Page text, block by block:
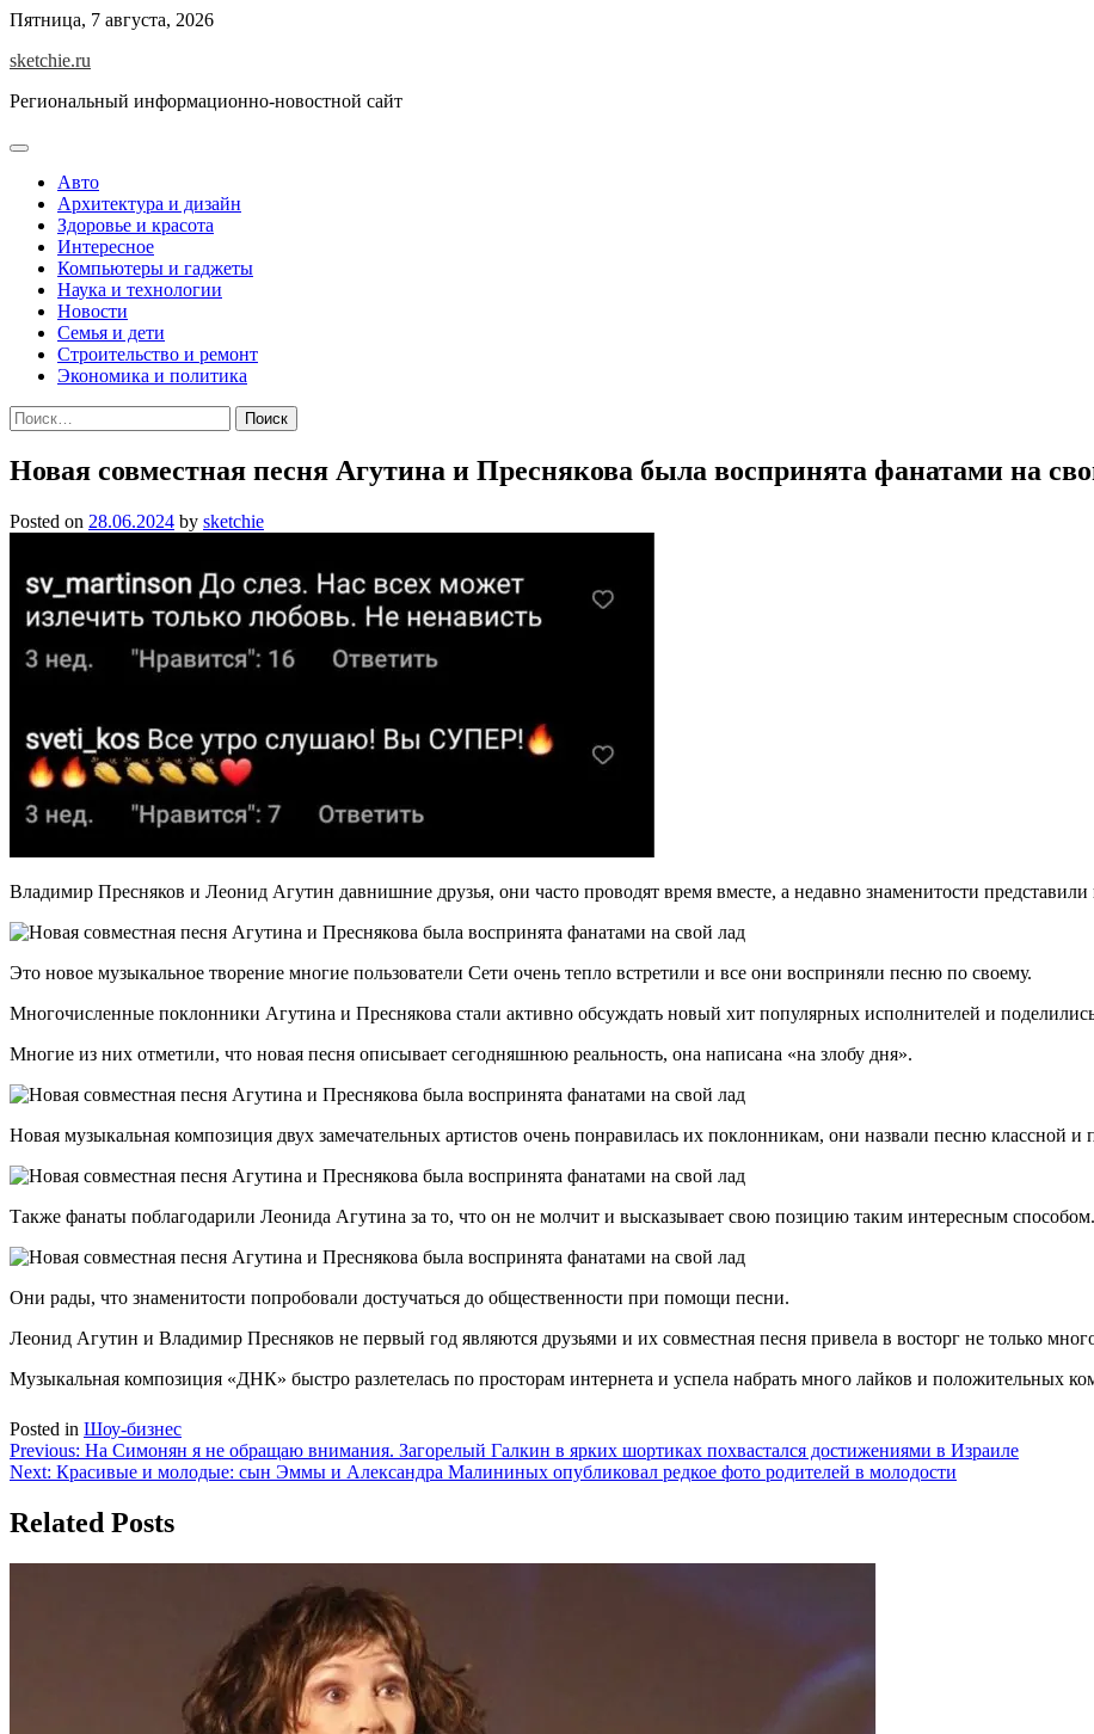
Skip
content
Пятница, 7 августа, 2026
sketchie.ru
Региональный информационно-новостной сайт
Авто
Архитектура и дизайн
Здоровье и красота
Интересное
Компьютеры и гаджеты
Наука и технологии
Новости
Семья и дети
Строительство и ремонт
Экономика и политика
Найти:
Новая совместная песня Агутина и Преснякова была воспринята фанатами на
Posted on 28.06.2024 by sketchie
Владимир Пресняков и Леонид Агутин давнишние друзья, они часто проводят время вместе, а недавно знаменитости
Это новое музыкальное творение многие пользователи Сети очень тепло встретили и все они восприняли песню по своему.
Многочисленные поклонники Агутина и Преснякова стали активно обсуждать новый хит популярных исполнителей и
Многие из них отметили, что новая песня описывает сегодняшнюю реальность, она написана «на злобу дня».
Новая музыкальная композиция двух замечательных артистов очень понравилась их поклонникам, они назвали песню классной и
Также фанаты поблагодарили Леонида Агутина за то, что он не молчит и высказывает свою позицию таким интересным способом.
Они рады, что знаменитости попробовали достучаться до общественности при помощи песни.
Леонид Агутин и Владимир Пресняков не первый год являются друзьями и их совместная песня привела в восторг не только
Музыкальная композиция «ДНК» быстро разлетелась по просторам интернета и успела набрать много лайков и положительных
Posted in Шоу-бизнес
Навигация
по
записям
Previous: На Симонян я не обращаю внимания. Загорелый Галкин в ярких шортиках похвастался достижениями в Израиле
Next: Красивые и молодые: сын Эммы и Александра Малининых опубликовал редкое фото родителей в молодости
Related Posts